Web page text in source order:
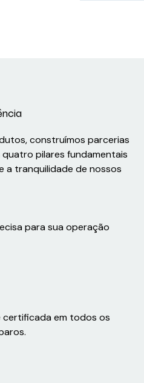
construímos parcerias
pilares fundamentais
a tranquilidade de nossos
para sua operação
certificada em todos os